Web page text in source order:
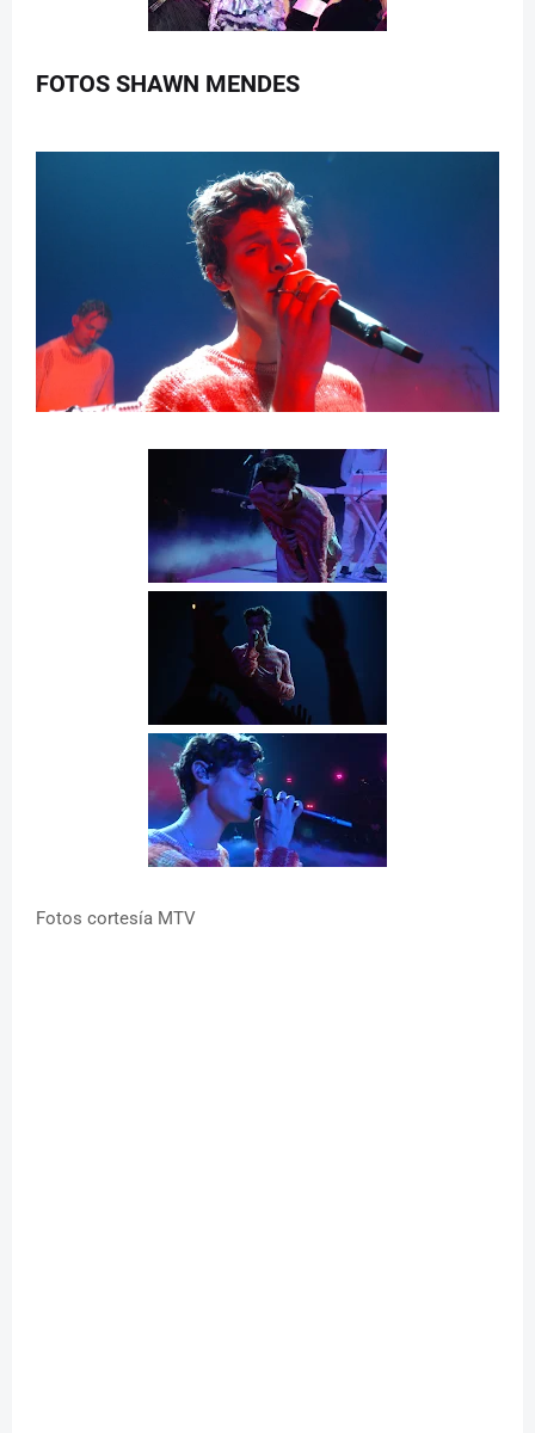
FOTOS SHAWN MENDES
Fotos cortesía MTV